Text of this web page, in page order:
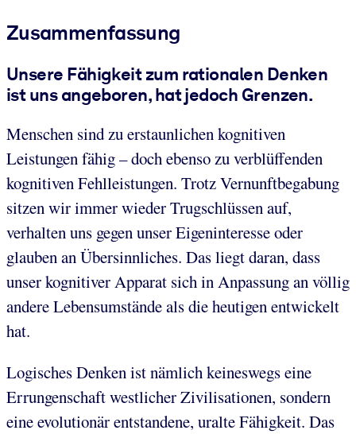
Zusammenfassung
Unsere Fähigkeit zum rationalen Denken
ist uns angeboren, hat jedoch Grenzen.
Menschen sind zu erstaunlichen kognitiven
Leistungen fähig – doch ebenso zu verblüffenden
kognitiven Fehlleistungen. Trotz Vernunftbegabung
sitzen wir immer wieder Trugschlüssen auf,
verhalten uns gegen unser Eigeninteresse oder
glauben an Übersinnliches. Das liegt daran, dass
unser kognitiver Apparat sich in Anpassung an völlig
andere Lebensumstände als die heutigen entwickelt
hat.
Logisches Denken ist nämlich keineswegs eine
Errungenschaft westlicher Zivilisationen, sondern
eine evolutionär entstandene, uralte Fähigkeit. Das